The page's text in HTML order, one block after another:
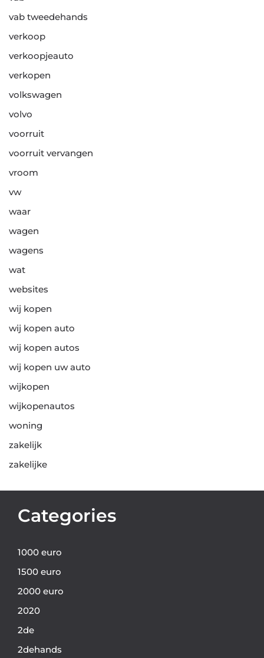
vab tweedehands
verkoop
verkoopjeauto
verkopen
volkswagen
volvo
voorruit
voorruit vervangen
vroom
vw
waar
wagen
wagens
wat
websites
wij kopen
wij kopen auto
wij kopen autos
wij kopen uw auto
wijkopen
wijkopenautos
woning
zakelijk
zakelijke
Categories
1000 euro
1500 euro
2000 euro
2020
2de
2dehands